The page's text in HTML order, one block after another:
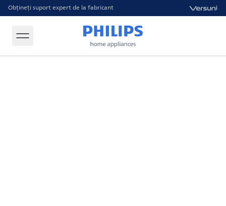
Obțineți suport expert de la fabricant